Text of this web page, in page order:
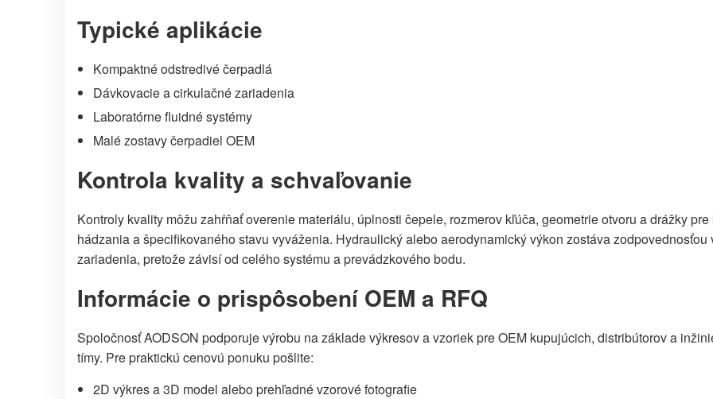
Typické aplikácie
Kompaktné odstredivé čerpadlá
Dávkovacie a cirkulačné zariadenia
Laboratórne fluidné systémy
Malé zostavy čerpadiel OEM
Kontrola kvality a schvaľovanie
Kontroly kvality môžu zahŕňať overenie materiálu, úplnosti čepele, rozmerov kľúča, geometrie otvoru a drážky pre
hádzania a špecifikovaného stavu vyváženia. Hydraulický alebo aerodynamický výkon zostáva zodpovednosťou
zariadenia, pretože závisí od celého systému a prevádzkového bodu.
Informácie o prispôsobení OEM a RFQ
Spoločnosť AODSON podporuje výrobu na základe výkresov a vzoriek pre OEM kupujúcich, distribútorov a
tímy. Pre praktickú cenovú ponuku pošlite:
2D výkres a 3D model alebo prehľadné vzorové fotografie